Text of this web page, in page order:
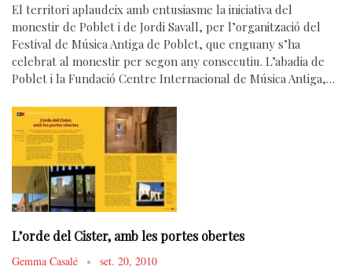
El territori aplaudeix amb entusiasme la iniciativa del
monestir de Poblet i de Jordi Savall, per l’organització del
Festival de Música Antiga de Poblet, que enguany s’ha
celebrat al monestir per segon any consecutiu. L’abadia de
Poblet i la Fundació Centre Internacional de Música Antiga,…
L’orde del Cister, amb les portes obertes
Gemma Casalé set. 20, 2010